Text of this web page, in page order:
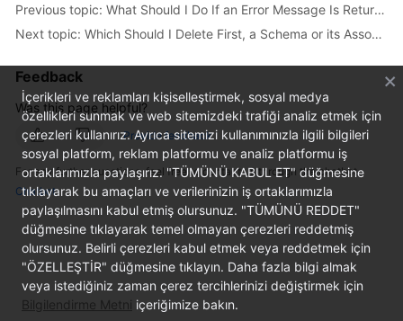
User
API
Reference
SDK
Reference
Best
Practices
Performance
White
Previous topic: What Should I Do If an Error Message Is Returned When I Specify an Auto-Increment Primary Key During Migration?
Next topic: Which Should I Delete First, a Schema or its Associated RDS Instances?
Feedback
Was this page helpful?
Provide feedback
For any further questions, feel free to contact us through the chatbot.
Chatbot
İçerikleri ve reklamları kişiselleştirmek, sosyal medya
özellikleri sunmak ve web sitemizdeki trafiği analiz etmek için
çerezleri kullanırız. Ayrıca sitemizi kullanımınızla ilgili bilgileri
sosyal platform, reklam platformu ve analiz platformu iş
ortaklarımızla paylaşırız. "TÜMÜNÜ KABUL ET" düğmesine
tıklayarak bu amaçları ve verilerinizin iş ortaklarımızla
paylaşılmasını kabul etmiş olursunuz. "TÜMÜNÜ REDDET"
düğmesine tıklayarak temel olmayan çerezleri reddetmiş
olursunuz. Belirli çerezleri kabul etmek veya reddetmek için
"ÖZELLEŞTİR" düğmesine tıklayın. Daha fazla bilgi almak
veya istediğiniz zaman çerez tercihlerinizi değiştirmek için
Bilgilendirme Metni içeriğimize bakın.